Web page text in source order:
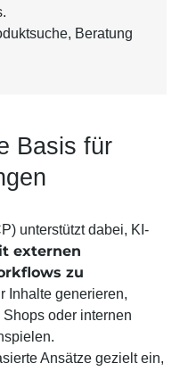
Beratung
Basis für
unterstützt dabei, KI-
externen
zu
Inhalte generieren,
oder internen
Ansätze gezielt ein,